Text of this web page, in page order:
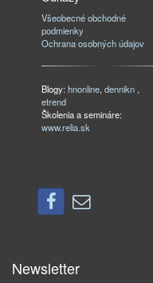
Všeobecné obchodné
podmienky
Ochrana osobných údajov
Blogy:hnonline,dennikn ,
etrend
Školenia a semináre:
www.relia.sk
Newsletter